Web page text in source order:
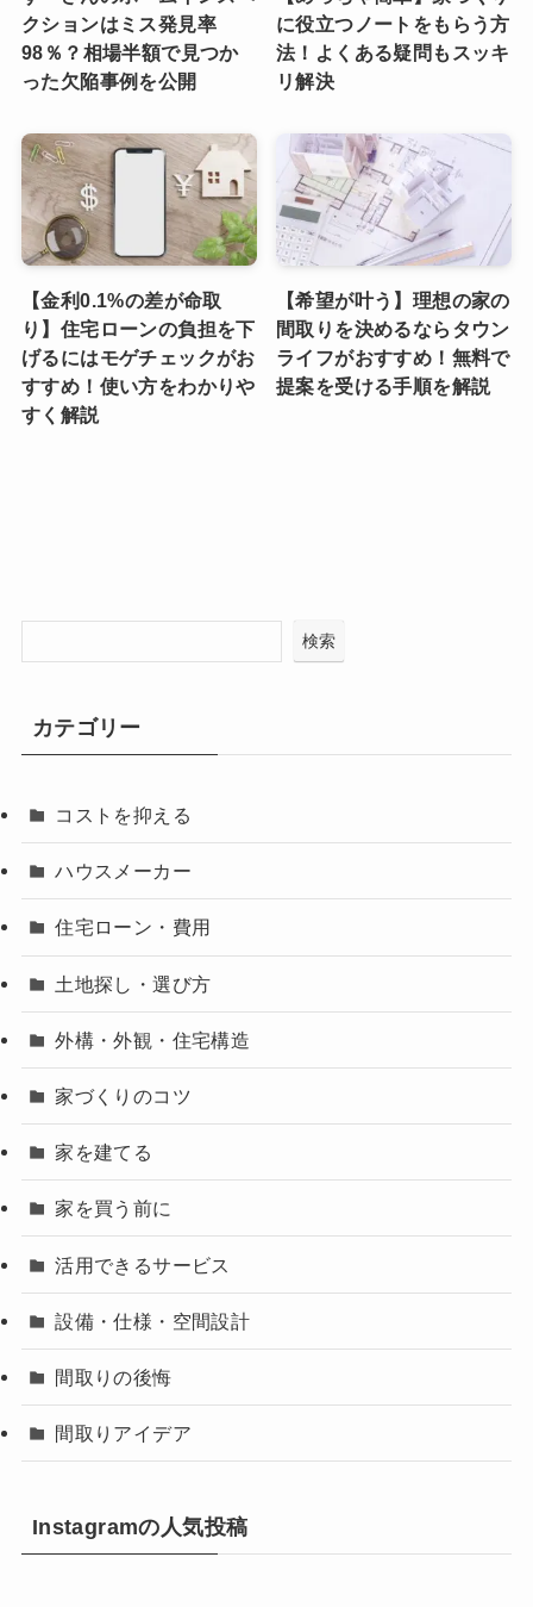
クションはミス発見率
98％？相場半額で見つか
った欠陥事例を公開
に役立つノートをもらう方
法！よくある疑問もスッキ
リ解決
【金利0.1%の差が命取
り】住宅ローンの負担を下
げるにはモゲチェックがお
すすめ！使い方をわかりや
すく解説
【希望が叶う】理想の家の
間取りを決めるならタウン
ライフがおすすめ！無料で
提案を受ける手順を解説
検索
カテゴリー
コストを抑える
ハウスメーカー
住宅ローン・費用
土地探し・選び方
外構・外観・住宅構造
家づくりのコツ
家を建てる
家を買う前に
活用できるサービス
設備・仕様・空間設計
間取りの後悔
間取りアイデア
Instagramの人気投稿